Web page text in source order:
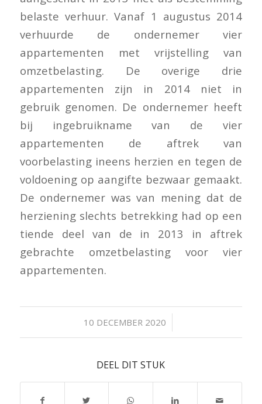
belaste verhuur. Vanaf 1 augustus 2014
verhuurde de ondernemer vier
appartementen met vrijstelling van
omzetbelasting. De overige drie
appartementen zijn in 2014 niet in
gebruik genomen. De ondernemer heeft
bij ingebruikname van de vier
appartementen de aftrek van
voorbelasting ineens herzien en tegen de
voldoening op aangifte bezwaar gemaakt.
De ondernemer was van mening dat de
herziening slechts betrekking had op een
tiende deel van de in 2013 in aftrek
gebrachte omzetbelasting voor vier
appartementen.
10 DECEMBER 2020
/
DEEL DIT STUK